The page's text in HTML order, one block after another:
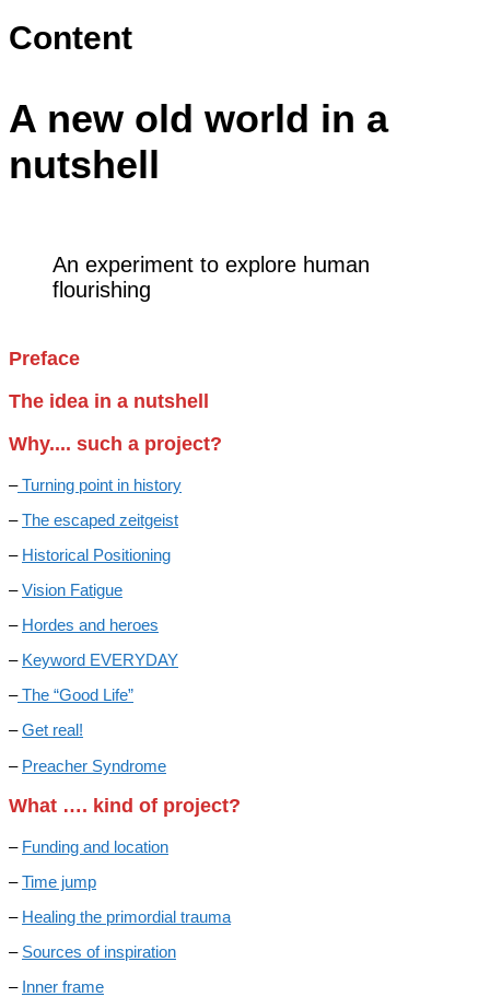
Content
A new old world in a
nutshell
An experiment to explore human
flourishing
Preface
The idea in a nutshell
Why.... such a project?
–Turning point in history
–The escaped zeitgeist
– Historical Positioning
–Vision Fatigue
– Hordes and heroes
– Keyword EVERYDAY
–The “Good Life”
–Get real!
– Preacher Syndrome
What …. kind of project?
– Funding and location
–Time jump
– Healing the primordial trauma
– Sources of inspiration
– Inner frame